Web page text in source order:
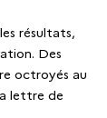
résultats,
Des
octroyés au
lettre de